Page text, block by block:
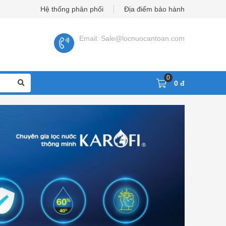
Hệ thống phân phối Địa điểm bảo hành
Email: Sale@locnuocantoan.com
0
0 đ